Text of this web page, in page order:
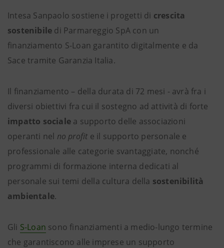
Intesa Sanpaolo sostiene i progetti di crescita
sostenibile di Parmareggio SpA con un
finanziamento S-Loan garantito digitalmente e da
Sace tramite Garanzia Italia.
Il finanziamento – della durata di 72 mesi - avrà fra i
diversi obiettivi fra cui il sostegno ad attività di forte
impatto sociale a supporto delle associazioni
operanti nel no profit e il supporto personale e
professionale alle categorie svantaggiate, nonché
programmi di formazione interna dedicati al
personale sui temi della cultura della sostenibilità
ambientale.
Gli S-Loan sono finanziamenti a medio-lungo termine
che garantiscono alle imprese un supporto